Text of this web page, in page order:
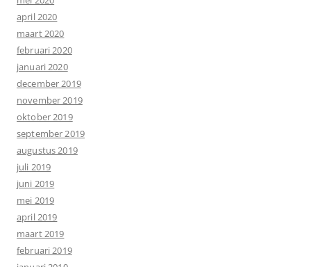
april 2020
maart 2020
februari 2020
januari 2020
december 2019
november 2019
oktober 2019
september 2019
augustus 2019
juli 2019
juni 2019
mei 2019
april 2019
maart 2019
februari 2019